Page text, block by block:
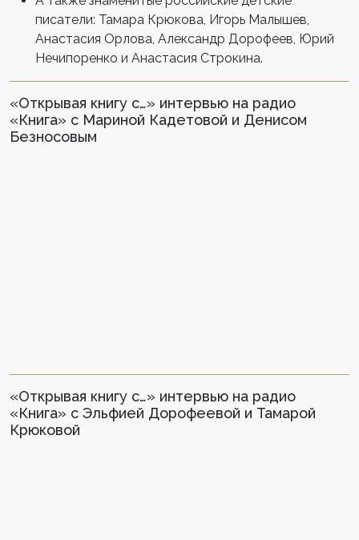
писатели: Тамара Крюкова, Игорь Малышев,
Анастасия Орлова, Александр Дорофеев, Юрий
Нечипоренко и Анастасия Строкина.
«Открывая книгу с…» интервью на радио
«Книга» с Мариной Кадетовой и Денисом
Безносовым
«Открывая книгу с…» интервью на радио
«Книга» с Эльфией Дорофеевой и Тамарой
Крюковой